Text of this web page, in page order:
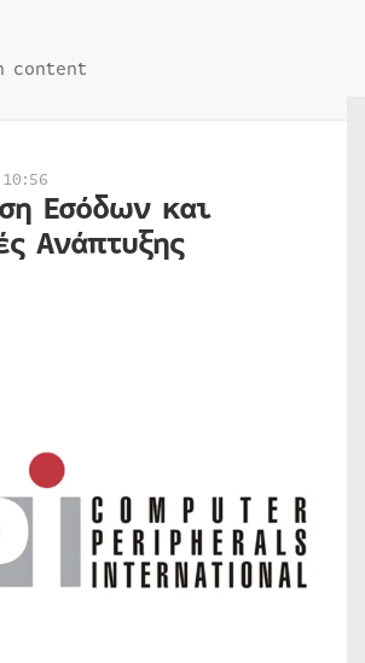
content
Εσόδων και
Ανάπτυξης